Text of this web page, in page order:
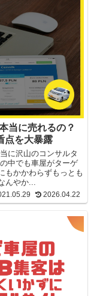
当に売れるの？
点を大暴露
に沢山のコンサルタ
中でも車屋がターゲ
もかかわらずもっとも
んやか...
2026.04.22